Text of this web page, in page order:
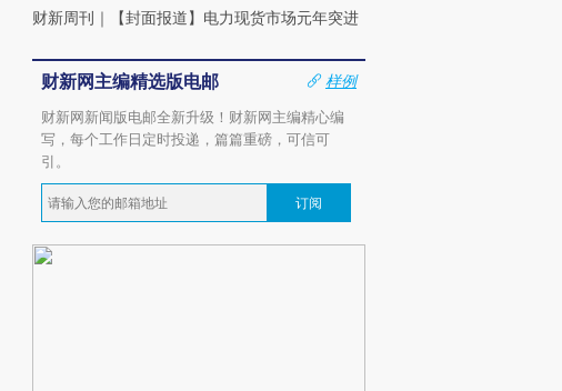
财新周刊 ｜ 【封面报道】电力现货市场元年突进
财新网主编精选版电邮
样例
财新网新闻版电邮全新升级！财新网主编精心编
写，每个工作日定时投递，篇篇重磅，可信可
引。
订阅